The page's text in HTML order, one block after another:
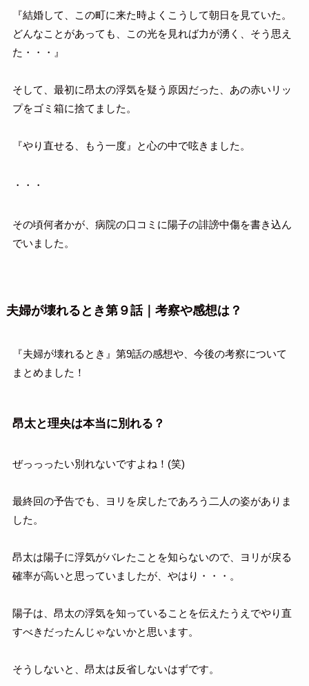
『結婚して、この町に来た時よくこうして朝日を見ていた。
どんなことがあっても、この光を見れば力が湧く、そう思え
た・・・』
そして、最初に昂太の浮気を疑う原因だった、あの赤いリッ
プをゴミ箱に捨てました。
『やり直せる、もう一度』と心の中で呟きました。
・・・
その頃何者かが、病院の口コミに陽子の誹謗中傷を書き込ん
でいました。
夫婦が壊れるとき第９話｜考察や感想は？
『夫婦が壊れるとき』第9話の感想や、今後の考察について
まとめました！
昂太と理央は本当に別れる？
ぜっっったい別れないですよね！(笑)
最終回の予告でも、ヨリを戻したであろう二人の姿がありま
した。
昂太は陽子に浮気がバレたことを知らないので、ヨリが戻る
確率が高いと思っていましたが、やはり・・・。
陽子は、昂太の浮気を知っていることを伝えたうえでやり直
すべきだったんじゃないかと思います。
そうしないと、昂太は反省しないはずです。